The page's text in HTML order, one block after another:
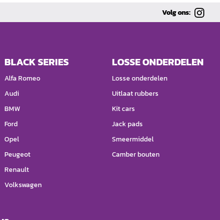
Volg ons:
BLACK SERIES
Alfa Romeo
Audi
BMW
Ford
Opel
Peugeot
Renault
Volkswagen
LOSSE ONDERDELEN
Losse onderdelen
Uitlaat rubbers
Kit cars
Jack pads
Smeermiddel
Camber bouten